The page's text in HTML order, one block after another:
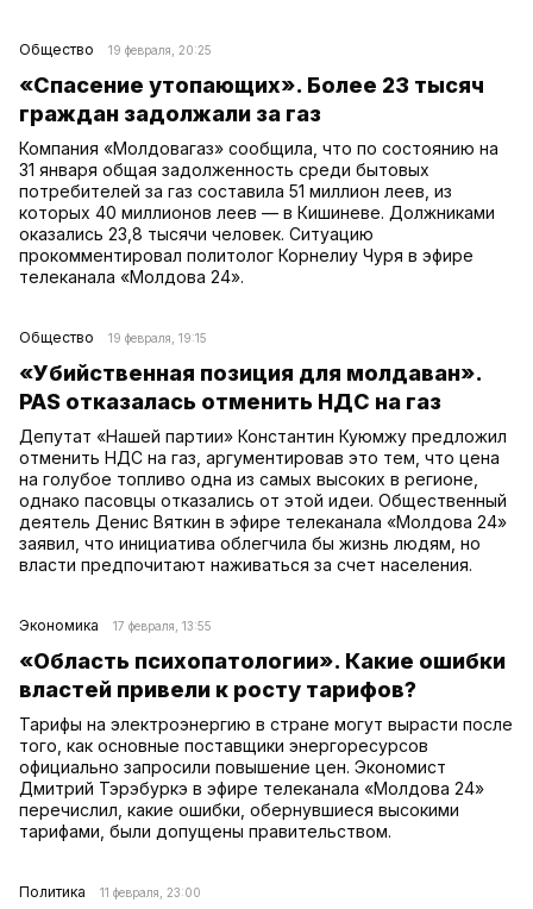
Общество 19 февраля, 20:25
«Спасение утопающих». Более 23 тысяч
граждан задолжали за газ
Компания «Молдовагаз» сообщила, что по состоянию на
31 января общая задолженность среди бытовых
потребителей за газ составила 51 миллион леев, из
которых 40 миллионов леев — в Кишиневе. Должниками
оказались 23,8 тысячи человек. Ситуацию
прокомментировал политолог Корнелиу Чуря в эфире
телеканала «Молдова 24».
Общество 19 февраля, 19:15
«Убийственная позиция для молдаван».
PAS отказалась отменить НДС на газ
Депутат «Нашей партии» Константин Куюмжу предложил
отменить НДС на газ, аргументировав это тем, что цена
на голубое топливо одна из самых высоких в регионе,
однако пасовцы отказались от этой идеи. Общественный
деятель Денис Вяткин в эфире телеканала «Молдова 24»
заявил, что инициатива облегчила бы жизнь людям, но
власти предпочитают наживаться за счет населения.
Экономика 17 февраля, 13:55
«Область психопатологии». Какие ошибки
властей привели к росту тарифов?
Тарифы на электроэнергию в стране могут вырасти после
того, как основные поставщики энергоресурсов
официально запросили повышение цен. Экономист
Дмитрий Тэрэбуркэ в эфире телеканала «Молдова 24»
перечислил, какие ошибки, обернувшиеся высокими
тарифами, были допущены правительством.
Политика 11 февраля, 23:00